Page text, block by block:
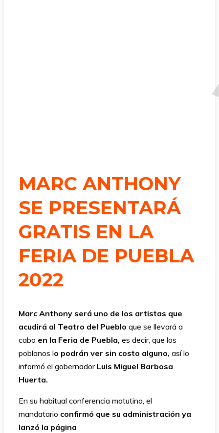
MARC ANTHONY
SE PRESENTARÁ
GRATIS EN LA
FERIA DE PUEBLA
2022
Marc Anthony será uno de los artistas que
acudirá al Teatro del Pueblo que se llevará a
cabo en la Feria de Puebla, es decir, que los
poblanos lo podrán ver sin costo alguno, así lo
informó el gobernador Luis Miguel Barbosa
Huerta.
En su habitual conferencia matutina, el
mandatario confirmó que su administración ya
lanzó la página